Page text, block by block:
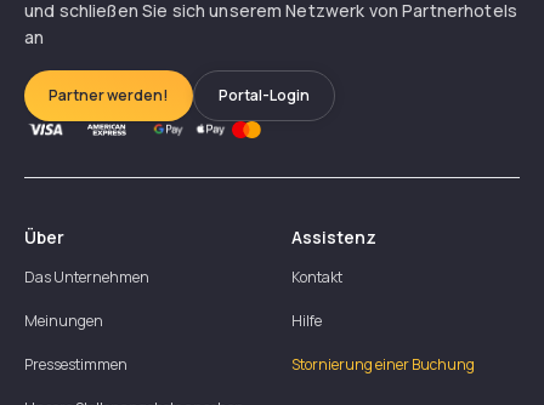
und schließen Sie sich unserem Netzwerk von Partnerhotels
an
Partner werden! Portal-Login
Über
Das Unternehmen
Meinungen
Pressestimmen
Assistenz
Kontakt
Hilfe
Stornierung einer Buchung